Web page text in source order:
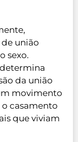
união
sexo.
da união
movimento
casamento
que viviam